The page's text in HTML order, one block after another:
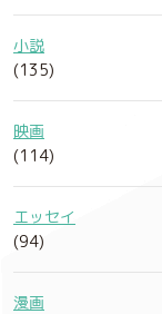
小説
(135)
映画
(114)
エッセイ
(94)
漫画